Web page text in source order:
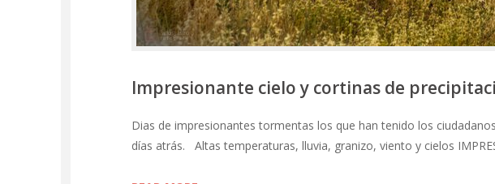
Impresionante cielo y cortinas de
Dias de impresionantes tormentas los que han tenido los
días atrás. Altas temperaturas, lluvia, granizo, viento y cielos